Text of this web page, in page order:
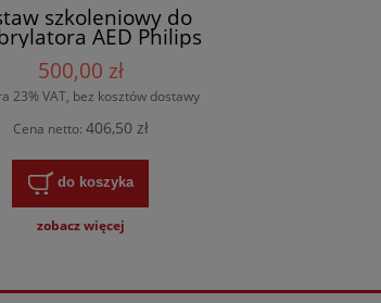
szkoleniowy do
AED Philips
HS1 – mata i
elektrody
500,00 zł
23% VAT, bez kosztów dostawy
Cena netto: 406,50 zł
do koszyka
zobacz więcej